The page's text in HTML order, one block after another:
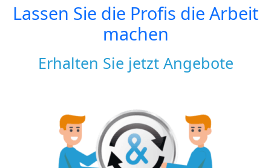
Lassen Sie die Profis die Arbeit
machen
Erhalten Sie jetzt Angebote